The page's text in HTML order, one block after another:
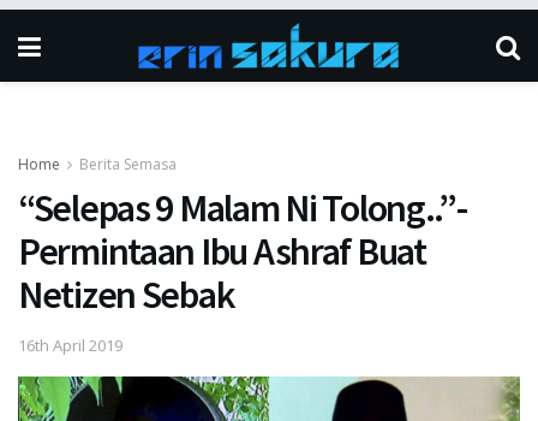
Home Berita Semasa
“Selepas 9 Malam Ni Tolong..”-
Permintaan Ibu Ashraf Buat
Netizen Sebak
16th April 2019